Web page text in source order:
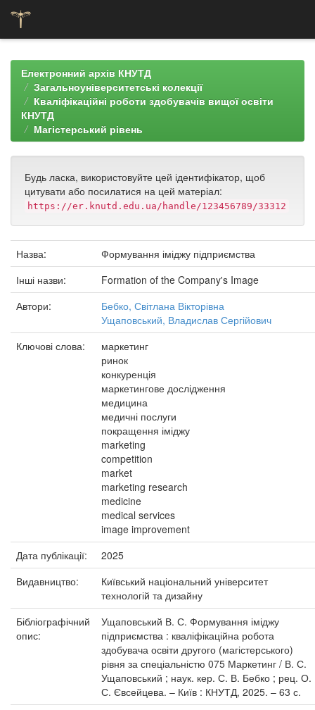
navigationЕлектронний архів КНУТД
Загальноуніверситетські колекції
Кваліфікаційні роботи здобувачів вищої освіти
КНУТД
Магістерський рівень
Будь ласка, використовуйте цей ідентифікатор, щоб
цитувати або посилатися на цей матеріал:
https://er.knutd.edu.ua/handle/123456789/33312
Назва:
Формування іміджу підприємства
Інші назви:
Formation of the Company's Image
Автори:
Бебко, Світлана Вікторівна
Ущаповський, Владислав Сергійович
Ключові слова:
маркетинг
ринок
конкуренція
маркетингове дослідження
медицина
медичні послуги
покращення іміджу
marketing
competition
market
marketing research
medicine
medical services
image improvement
Дата публікації:
2025
Видавництво:
Київський національний університет
технологій та дизайну
Бібліографічний
опис:
Ущаповський В. С. Формування іміджу
підприємства : кваліфікаційна робота
здобувача освіти другого (магістерського)
рівня за спеціальністю 075 Маркетинг / В. С.
Ущаповський ; наук. кер. С. В. Бебко ; рец. О.
С. Євсейцева. – Київ : КНУТД, 2025. – 63 с.